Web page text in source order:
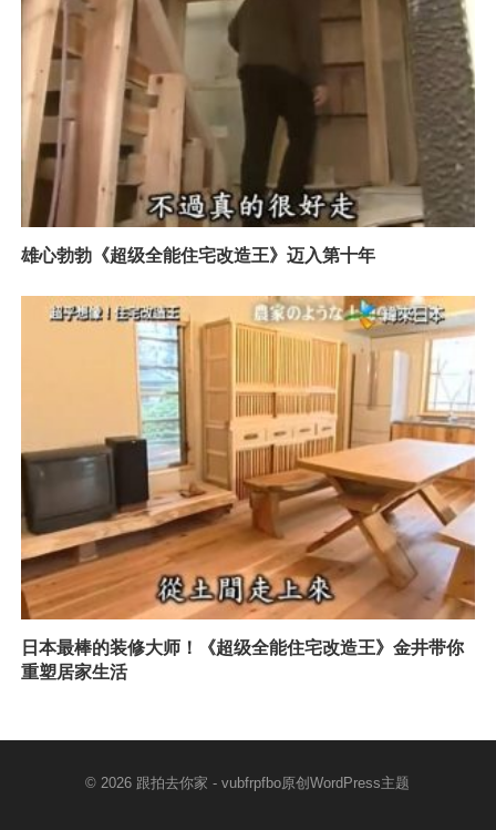
雄心勃勃《超级全能住宅改造王》迈入第十年
日本最棒的装修大师！《超级全能住宅改造王》金井带你
重塑居家生活
© 2026 跟拍去你家 - vubfrpfbo原创WordPress主题